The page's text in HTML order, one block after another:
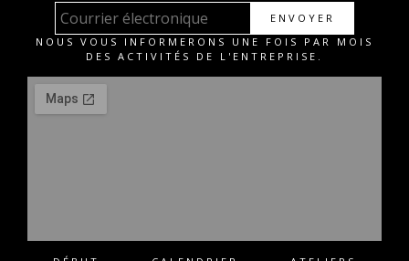
ENVOYER
NOUS VOUS INFORMERONS UNE FOIS PAR MOIS
DES ACTIVITÉS DE L'ENTREPRISE.